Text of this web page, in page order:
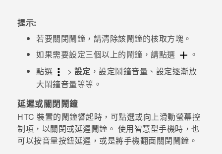
提示:
若要關閉鬧鐘，請清除該鬧鐘的核取方塊。
如果需要設定三個以上的鬧鐘，請點選
。
點選
> 設定 ，設定鬧鐘音量、設定逐漸放
大鬧鐘音量等等。
延遲或關閉鬧鐘
HTC 裝置的鬧鐘響起時，可點選或向上滑動螢幕控
制項，以關閉或延遲鬧鐘。 使用智慧型手機時，也
可以按音量按鈕延遲，或是將手機翻面關閉鬧鐘。